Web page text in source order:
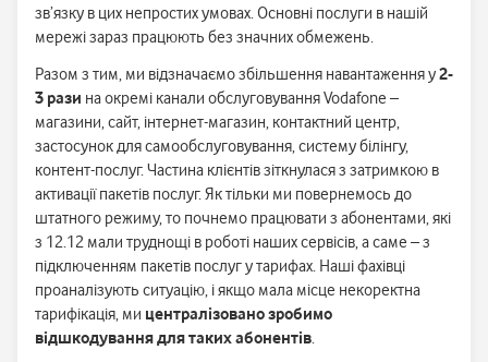
зв’язку в цих непростих умовах. Основні послуги в нашій
мережі зараз працюють без значних обмежень.
Разом з тим, ми відзначаємо збільшення навантаження у2-
3 рази на окремі канали обслуговування Vodafone –
магазини, сайт, інтернет-магазин, контактний центр,
застосунок для самообслуговування, систему білінгу,
контент-послуг. Частина клієнтів зіткнулася з затримкою в
активації пакетів послуг. Як тільки ми повернемось до
штатного режиму, то почнемо працювати з абонентами, які
з 12.12 мали труднощі в роботі наших сервісів, а саме – з
підключенням пакетів послуг у тарифах. Наші фахівці
проаналізують ситуацію, і якщо мала місце некоректна
тарифікація, ми централізовано зробимо
відшкодування для таких абонентів.